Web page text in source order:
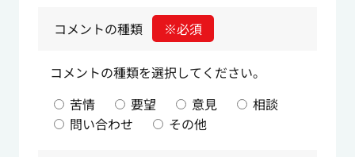
コメントの種類 ※必須
コメントの種類を選択してください。
苦情
要望 意見
相談
問い合わせ
その他